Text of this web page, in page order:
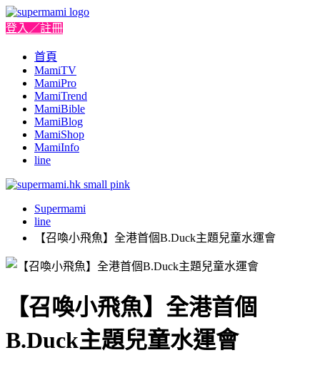
登入／註冊
首頁
MamiTV
MamiPro
MamiTrend
MamiBible
MamiBlog
MamiShop
MamiInfo
line
Supermami
line
【召喚小飛魚】全港首個B.Duck主題兒童水運會
【召喚小飛魚】全港首個
B.Duck主題兒童水運會